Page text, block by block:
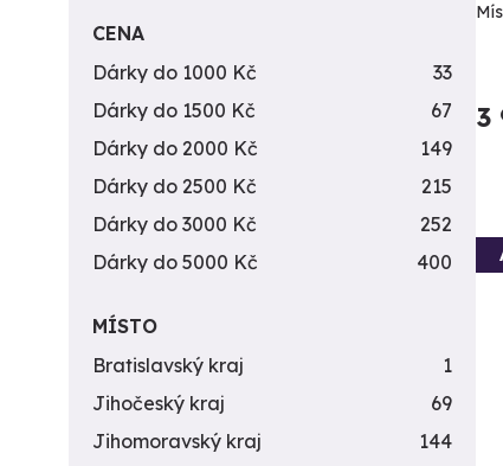
3
CENA
Dárky do 1000 Kč
33
Dárky do 1500 Kč
67
Dárky do 2000 Kč
149
Dárky do 2500 Kč
215
Dárky do 3000 Kč
252
Dárky do 5000 Kč
400
MÍSTO
Bratislavský kraj
1
Jihočeský kraj
69
Jihomoravský kraj
144